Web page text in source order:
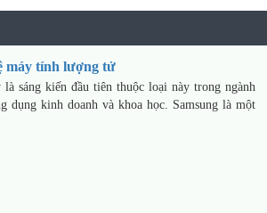
máy tính lượng tử
sáng kiến đầu tiên thuộc loại này trong ngành
dụng kinh doanh và khoa học. Samsung là một